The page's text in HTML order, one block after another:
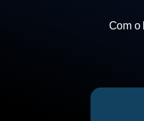
Com o